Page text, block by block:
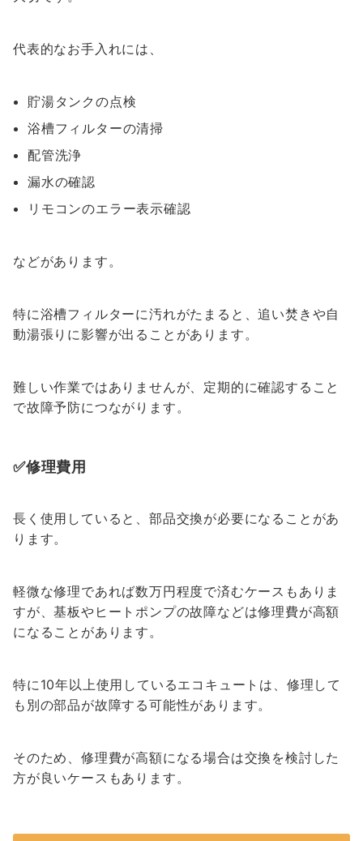
代表的なお手入れには、
貯湯タンクの点検
浴槽フィルターの清掃
配管洗浄
漏水の確認
リモコンのエラー表示確認
などがあります。
特に浴槽フィルターに汚れがたまると、追い焚きや自
動湯張りに影響が出ることがあります。
難しい作業ではありませんが、定期的に確認すること
で故障予防につながります。
✅修理費用
長く使用していると、部品交換が必要になることがあ
ります。
軽微な修理であれば数万円程度で済むケースもありま
すが、基板やヒートポンプの故障などは修理費が高額
になることがあります。
特に10年以上使用しているエコキュートは、修理して
も別の部品が故障する可能性があります。
そのため、修理費が高額になる場合は交換を検討した
方が良いケースもあります。